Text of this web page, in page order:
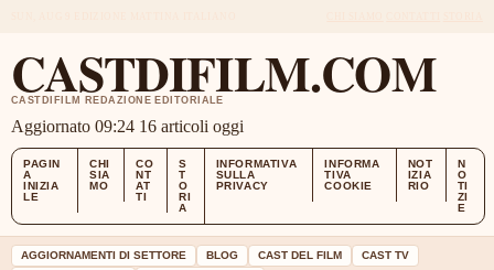
CASTDIFILM.COM
CASTDIFILM REDAZIONE EDITORIALE
Aggiornato 09:24 16 articoli oggi
PAGIN
A
INIZIA
LE
CHI
SIA
MO
CO
NT
AT
TI
S
T
O
RI
A
INFORMATIVA
SULLA
PRIVACY
INFORMA
TIVA
COOKIE
NOT
IZIA
RIO
N
O
TI
ZI
E
AGGIORNAMENTI DI SETTORE BLOG CAST DEL FILM
CAST TV